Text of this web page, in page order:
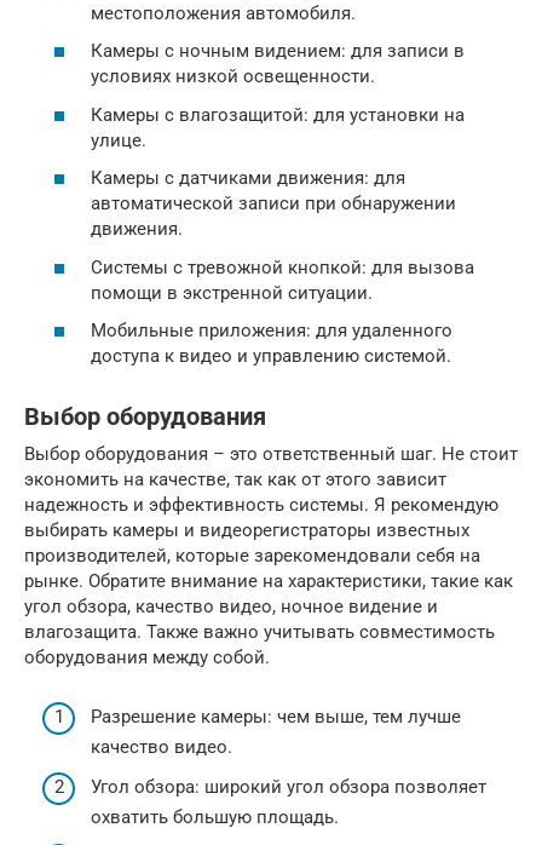
местоположения автомобиля.
Камеры с ночным видением: для записи в
условиях низкой освещенности.
Камеры с влагозащитой: для установки на
улице.
Камеры с датчиками движения: для
автоматической записи при обнаружении
движения.
Системы с тревожной кнопкой: для вызова
помощи в экстренной ситуации.
Мобильные приложения: для удаленного
доступа к видео и управлению системой.
Выбор оборудования
Выбор оборудования – это ответственный шаг. Не стоит
экономить на качестве, так как от этого зависит
надежность и эффективность системы. Я рекомендую
выбирать камеры и видеорегистраторы известных
производителей, которые зарекомендовали себя на
рынке. Обратите внимание на характеристики, такие как
угол обзора, качество видео, ночное видение и
влагозащита. Также важно учитывать совместимость
оборудования между собой.
Разрешение камеры: чем выше, тем лучше
качество видео.
Угол обзора: широкий угол обзора позволяет
охватить большую площадь.